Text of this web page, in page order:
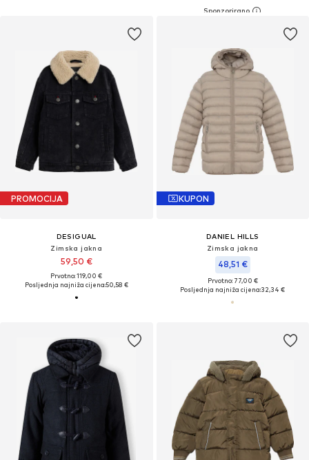
PROMOCIJA
DESIGUAL
Zimska jakna
59,50 €
Prvotno: 119,00 €
Posljednja najniža cijena:50,58 €
KUPON
DANIEL HILLS
Zimska jakna
48,51 €
Prvotno: 77,00 €
Posljednja najniža cijena:32,34 €